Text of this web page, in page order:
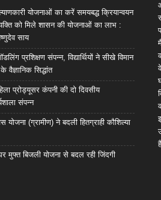
योजनाओं का करें समयबद्ध क्रियान्वयन
को मिले शासन की योजनाओं का लाभ :
साय
प्रशिक्षण संपन्न, विद्यार्थियों ने सीखे विमान
वैज्ञानिक सिद्धांत
प्रोड्यूसर कंपनी की दो दिवसीय
संपन्न
योजना (ग्रामीण) ने बदली हितग्राही कौशिल्या
मुफ्त बिजली योजना से बदल रही जिंदगी